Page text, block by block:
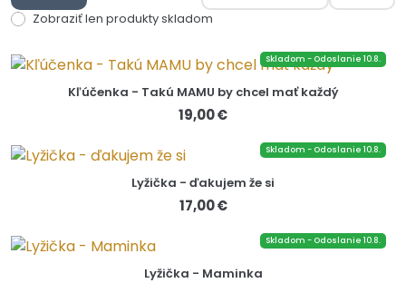
Zobraziť len produkty skladom
Skladom - Odoslanie 10.8.
Kľúčenka - Takú MAMU by chcel mať každý
19,00 €
Skladom - Odoslanie 10.8.
Lyžička - ďakujem že si
17,00 €
Skladom - Odoslanie 10.8.
Lyžička - Maminka